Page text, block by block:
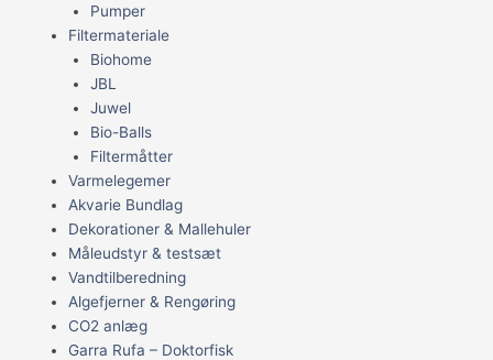
Pumper
Filtermateriale
Biohome
JBL
Juwel
Bio-Balls
Filtermåtter
Varmelegemer
Akvarie Bundlag
Dekorationer & Mallehuler
Måleudstyr & testsæt
Vandtilberedning
Algefjerner & Rengøring
CO2 anlæg
Garra Rufa – Doktorfisk